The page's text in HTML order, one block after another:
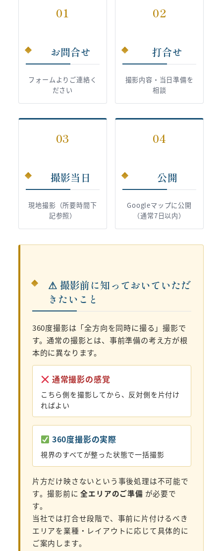
01
お問合せ
フォームよりご連絡く
ださい
02
打合せ
撮影内容・当日準備を
相談
03
撮影当日
現地撮影（所要時間下
記参照）
04
公開
Googleマップに公開
（通常7日以内）
⚠ 撮影前に知っておいていただ
きたいこと
360度撮影は「全方向を同時に撮る」撮影で
す。通常の撮影とは、事前準備の考え方が根
本的に異なります。
通常撮影の感覚
こちら側を撮影してから、反対側を片付け
ればよい
360度撮影の実際
視界のすべてが整った状態で一括撮影
片方だけ映さないという事後処理は不可能で
す。撮影前に全エリアのご準備 が必要で
す。
当社では打合せ段階で、事前に片付けるべき
エリアを業種・レイアウトに応じて具体的に
ご案内します。